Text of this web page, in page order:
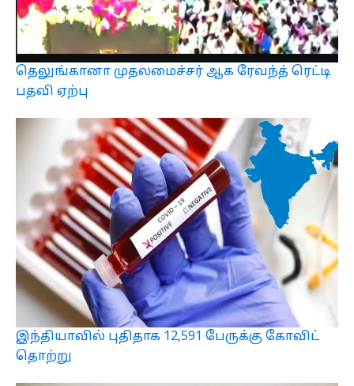
தெலுங்கானா முதலமைச்சர் ஆக ரேவந்த் ரெட்டி
பதவி ஏற்பு
இந்தியாவில் புதிதாக 12,591 பேருக்கு கோவிட்
தொற்று